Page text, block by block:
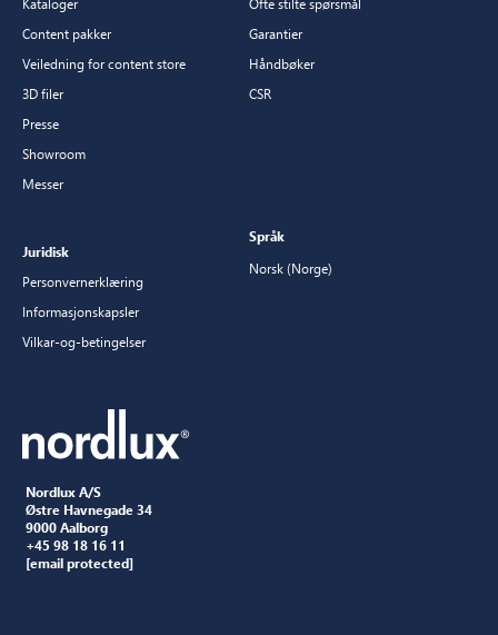
Nordlux A/S
Østre Havnegade 34
9000 Aalborg
+45 98 18 16 11
[email protected]
Content pakker
Veiledning for content store
3D filer
Presse
Showroom
Messer
Garantier
Håndbøker
CSR
Juridisk
Personvernerklæring
Informasjonskapsler
Vilkar-og-betingelser
Språk
Norsk (Norge)